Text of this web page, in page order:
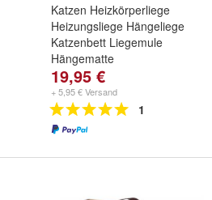
Katzen Heizkörperliege
Heizungsliege Hängeliege
Katzenbett Liegemule
Hängematte
Farbe:beige
hellbraunund
19,95 €
+ 5,95 € Versand
1